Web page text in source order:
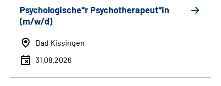
Psychologische*r Psychotherapeut*in
(m/w/d)
Bad Kissingen
31.08.2026